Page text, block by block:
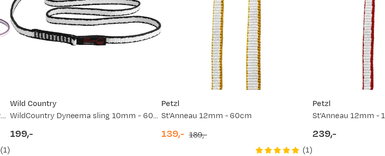
WildCountry Dyneema sling 10mm - 120cm
(1)
Wild Country
WildCountry Dyneema sling 10mm - 60cm
199,-
Petzl
St'Anneau 12mm - 60cm
139,- 189,-
(1)
Petzl
St'Anneau 12mm -
239,-